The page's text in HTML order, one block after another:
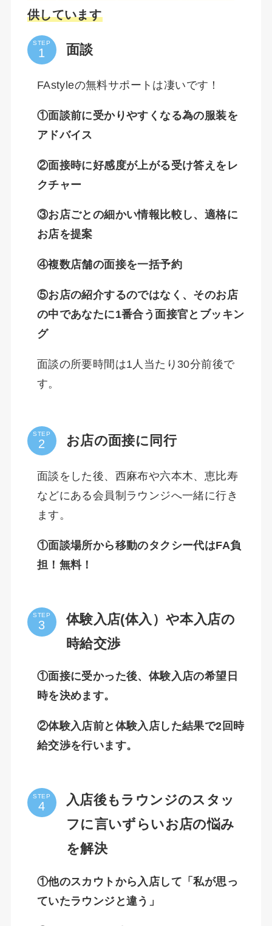
供しています
STEP 面談
FAstyleの無料サポートは凄いです！
①面談前に受かりやすくなる為の服装を
アドバイス
②面接時に好感度が上がる受け答えをレ
クチャー
③お店ごとの細かい情報比較し、適格に
お店を提案
④複数店舗の面接を一括予約
⑤お店の紹介するのではなく、そのお店
の中であなたに1番合う面接官とブッキン
グ
面談の所要時間は1人当たり30分前後で
す。
STEP お店の面接に同行
面談をした後、西麻布や六本木、恵比寿
などにある会員制ラウンジへ一緒に行き
ます。
①面談場所から移動のタクシー代はFA負
担！無料！
STEP
体験入店(体入）や本入店の
時給交渉
①面接に受かった後、体験入店の希望日
時を決めます。
②体験入店前と体験入店した結果で2回時
給交渉を行います。
STEP
入店後もラウンジのスタッ
フに言いずらいお店の悩み
を解決
①他のスカウトから入店して「私が思っ
ていたラウンジと違う」